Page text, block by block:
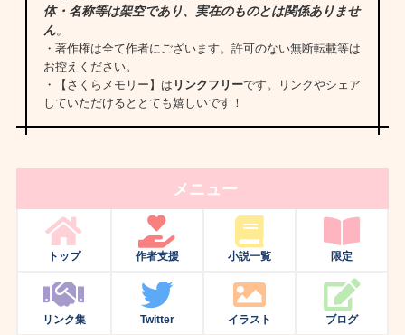
体・名称等は架空であり、実在のものとは関係ありませ
ん。
・著作権は全て作者にございます。許可のない無断転載等は
お控えください。
・【さくらメモリー】は リンクフリーです。リンクやシェア
していただけるととても嬉しいです！
メニュー
トップ 作者支援 小説一覧 限定
リンク集 Twitter イラスト ブログ